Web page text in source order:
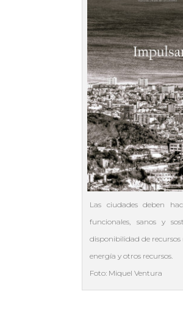
Las ciudades deben
funcionales, sanos y
disponibilidad de
energía y otros recursos.
Foto: Miquel Ventura